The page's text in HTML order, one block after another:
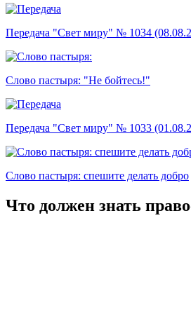
Передача "Свет миру" № 1034
Слово пастыря: "Не бойтесь!"
Передача "Свет миру" № 1033
Слово пастыря: спешите делать добро
Что должен знать